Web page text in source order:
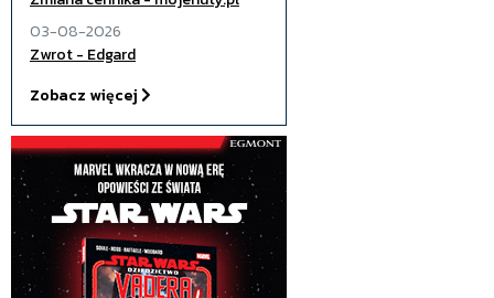
03-08-2026
Zwrot - Edgard
Zobacz więcej